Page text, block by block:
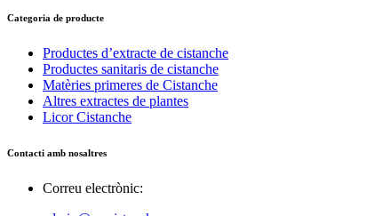
Categoria de producte
Productes d’extracte de cistanche
Productes sanitaris de cistanche
Matèries primeres de Cistanche
Altres extractes de plantes
Licor Cistanche
Contacti amb nosaltres
Correu electrònic: